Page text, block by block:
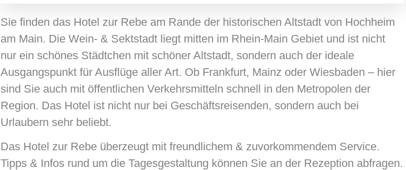
Sie finden das Hotel zur Rebe am Rande der historischen Altstadt von Hochheim
am Main. Die Wein- & Sektstadt liegt mitten im Rhein-Main Gebiet und ist nicht
nur ein schönes Städtchen mit schöner Altstadt, sondern auch der ideale
Ausgangspunkt für Ausflüge aller Art. Ob Frankfurt, Mainz oder Wiesbaden – hier
sind Sie auch mit öffentlichen Verkehrsmitteln schnell in den Metropolen der
Region. Das Hotel ist nicht nur bei Geschäftsreisenden, sondern auch bei
Urlaubern sehr beliebt.
Das Hotel zur Rebe überzeugt mit freundlichem & zuvorkommendem Service.
Tipps & Infos rund um die Tagesgestaltung können Sie an der Rezeption abfragen.